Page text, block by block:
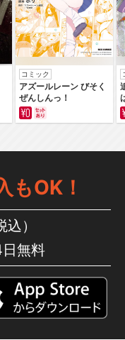
コミック
アズールレーン びそく
ぜんしんっ！
もOK！
）
無料